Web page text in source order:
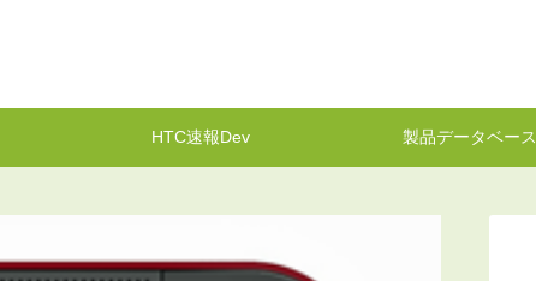
HTC速報Dev 製品データベース